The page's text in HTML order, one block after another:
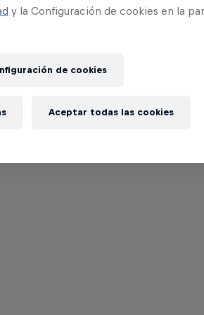
y la Configuración de cookies en la
de cookies
Aceptar todas las cookies